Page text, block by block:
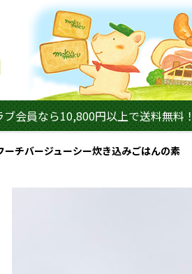
会員なら10,800円以上で送料無料
ーチバージューシー炊き込みごはんの素